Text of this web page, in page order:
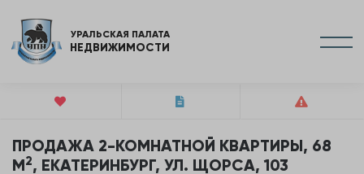
УРАЛЬСКАЯ ПАЛАТА
НЕДВИЖИМОСТИ
ПРОДАЖА 2-КОМНАТНОЙ КВАРТИРЫ, 68
М2, ЕКАТЕРИНБУРГ, УЛ. ЩОРСА, 103